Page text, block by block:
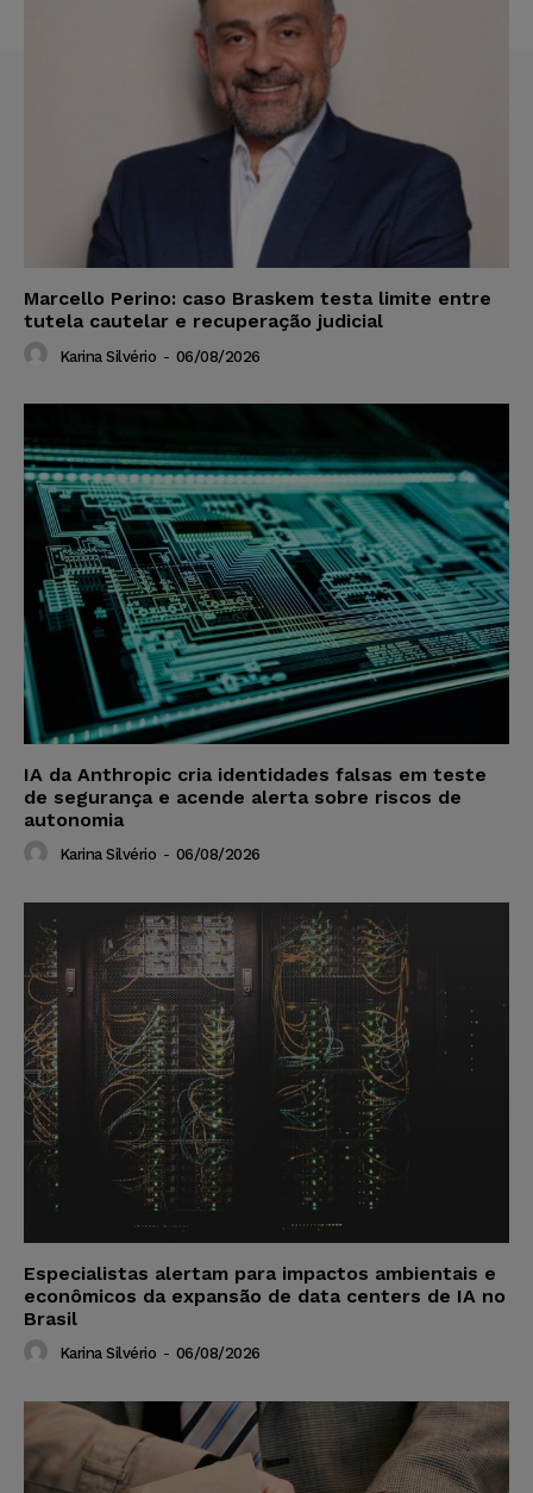
Marcello Perino: caso Braskem testa limite entre
tutela cautelar e recuperação judicial
Karina Silvério - 06/08/2026
IA da Anthropic cria identidades falsas em teste
de segurança e acende alerta sobre riscos de
autonomia
Karina Silvério - 06/08/2026
Especialistas alertam para impactos ambientais e
econômicos da expansão de data centers de IA no
Brasil
Karina Silvério - 06/08/2026